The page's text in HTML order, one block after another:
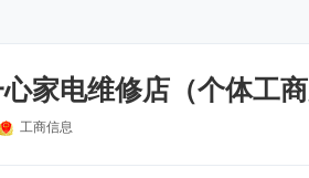
家电维修店（个体工商
工商信息